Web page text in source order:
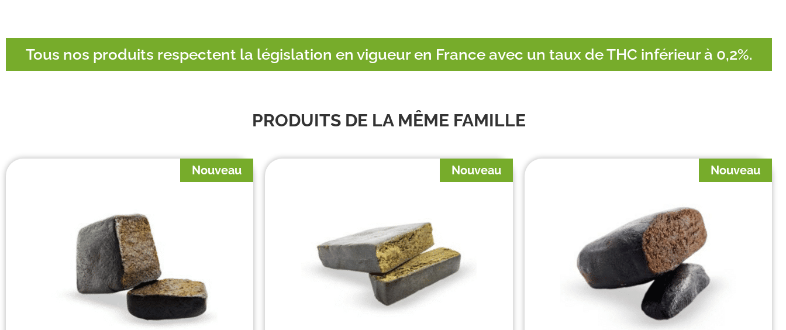
Tous nos produits respectent la législation en vigueur en France avec un taux de THC inférieur à 0,2%.
PRODUITS DE LA MÊME FAMILLE
Nouveau Nouveau Nouveau